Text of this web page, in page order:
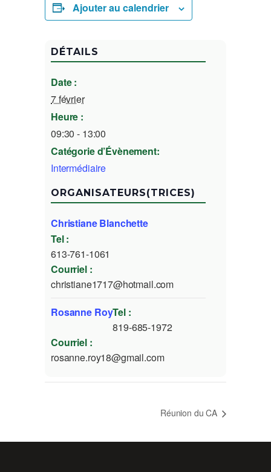
Ajouter au calendrier
DÉTAILS
Date :
7 février
Heure :
09:30 - 13:00
Catégorie d’Évènement:
Intermédiaire
ORGANISATEURS(TRICES)
Christiane Blanchette
Tel :
613-761-1061
Courriel :
christiane1717@hotmail.com
Rosanne RoyTel :
819-685-1972
Courriel :
rosanne.roy18@gmail.com
Réunion du CA